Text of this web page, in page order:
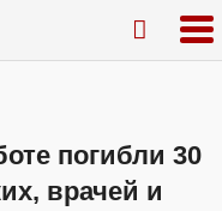
погибли 30
врачей и